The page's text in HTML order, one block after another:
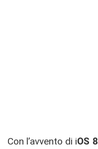
Con l’avvento di iOS 8